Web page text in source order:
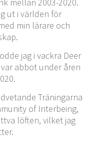
ut i världen för
min lärare och
jag i vackra Deer
abbot under åren
Träningarna
of Interbeing,
löften, vilket jag